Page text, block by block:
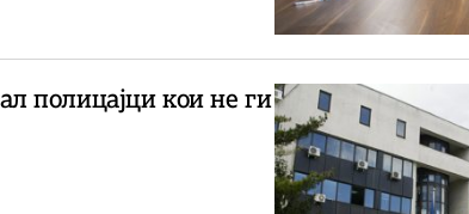
полицајци кои не ги